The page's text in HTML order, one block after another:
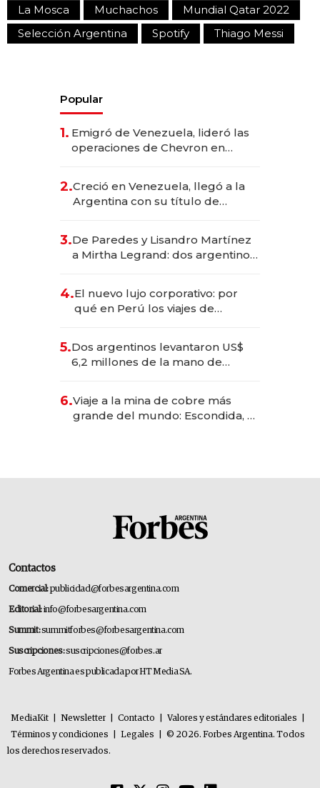
La Mosca
Muchachos
Mundial Qatar 2022
Selección Argentina
Spotify Thiago Messi
Popular
1. Emigró de Venezuela, lideró las
operaciones de Chevron en
2.Creció en Venezuela, llegó a la
Argentina con su título de
las marcas "fast premium"
3.De Paredes y Lisandro Martínez
a Mirtha Legrand: dos argentinos
4.El nuevo lujo corporativo: por
qué en Perú los viajes de
para convertirse en experiencias
transformadoras
5.Dos argentinos levantaron US$
6,2 millones de la mano de
6.Viaje a la mina de cobre más
grande del mundo: Escondida, el
Contactos
Comercial:publicidad@forbesargentina.com
Editorial:info@forbesargentina.com
Summit:summitforbes@forbesargentina.com
Suscripciones:suscripciones@forbes.ar
Forbes Argentina es publicada por HT Media SA.
MediaKit Newsletter Contacto Valores y estándares editoriales
Términos y condiciones
Legales
© 2026. Forbes Argentina. Todos
los derechos reservados.